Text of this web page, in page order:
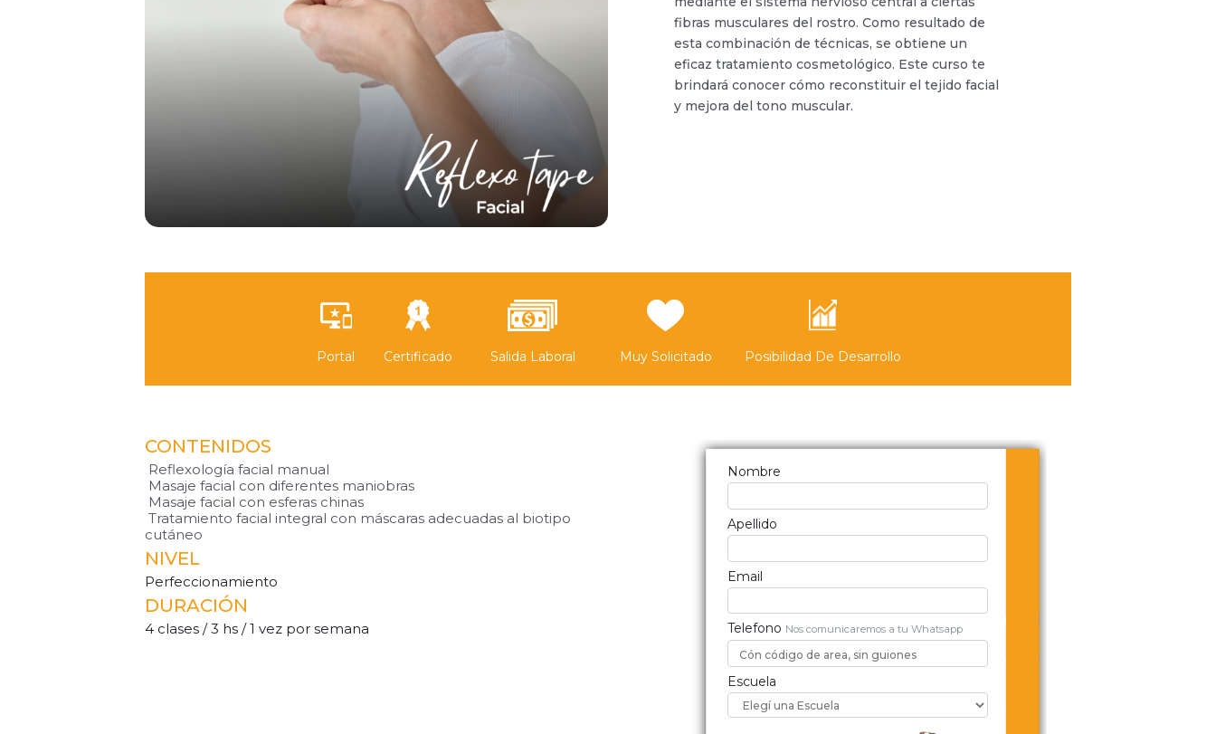
fibras musculares del rostro. Como resultado de
esta combinación de técnicas, se obtiene un
eficaz tratamiento cosmetológico. Este curso te
brindará conocer cómo reconstituir el tejido facial
y mejora del tono muscular.
Portal Certificado Salida Laboral Muy Solicitado Posibilidad De Desarrollo
CONTENIDOS
Reflexología facial manual
Masaje facial con diferentes maniobras
Masaje facial con esferas chinas
Tratamiento facial integral con máscaras adecuadas al biotipo
cutáneo
NIVEL
Perfeccionamiento
DURACIÓN
4 clases / 3 hs / 1 vez por semana
Quiero Información
Nombre
Apellido
Email
Telefono Nos comunicaremos a tu Whatsapp
Escuela